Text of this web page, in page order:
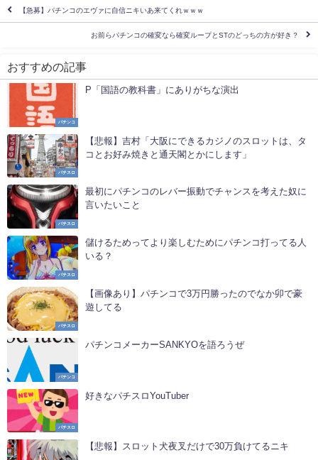
【急募】パチンコのエヴァに自信ニキいあ来てくれｗｗｗ
お前らパチンコの確変なら確変ループとSTのどっちの方が好き？
おすすめの記事
パチンコ
P「国語の教科書」にありがちな演出
パチスロ
【悲報】吉村「大阪にできるカジノのスロットは、タ
コとお好み焼きと通天閣とかにします」
パチスロ
最初にパチンコのレバー振動でチャンスを考えた奴に
言いたいこと
パチスロ
儲けるためってより楽しむためにパチンコ打ってる人
いる？
パチスロ
【画像あり】パチンコで3万円勝ったのでなか卯で豪
遊してる
パチンコ
パチンコメーカーSANKYOを語ろうぜ
パチスロ
好きなパチスロYouTuber
【悲報】スロット犬夜叉だけで30万負けてるニキ